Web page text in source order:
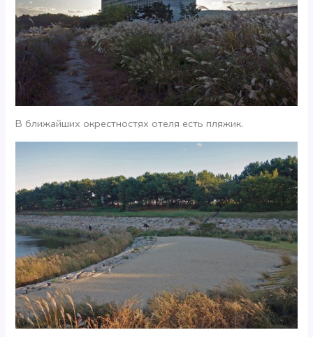
В ближайших окрестностях отеля есть пляжик.